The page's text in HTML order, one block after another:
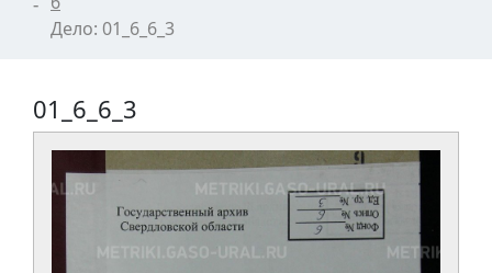
Дело: 01_6_6_3
01_6_6_3